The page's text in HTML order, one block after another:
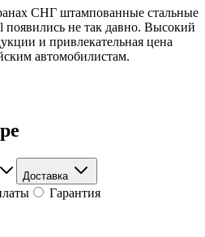
СНГ штампованные стальные
появились не так давно. Высокий
и привлекательная цена
автомобилистам.
Доставка
Гарантия